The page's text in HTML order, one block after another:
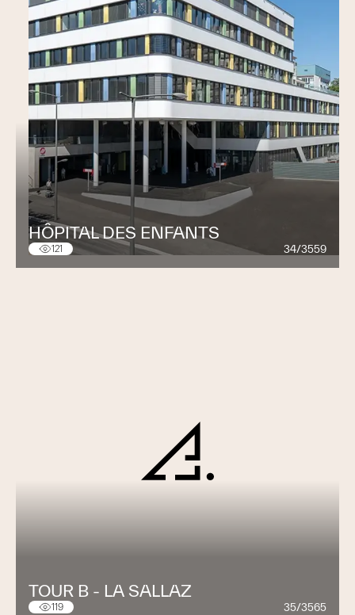
HÔPITAL DES ENFANTS
121 34/3559
TOUR B - LA SALLAZ
119 35/3565